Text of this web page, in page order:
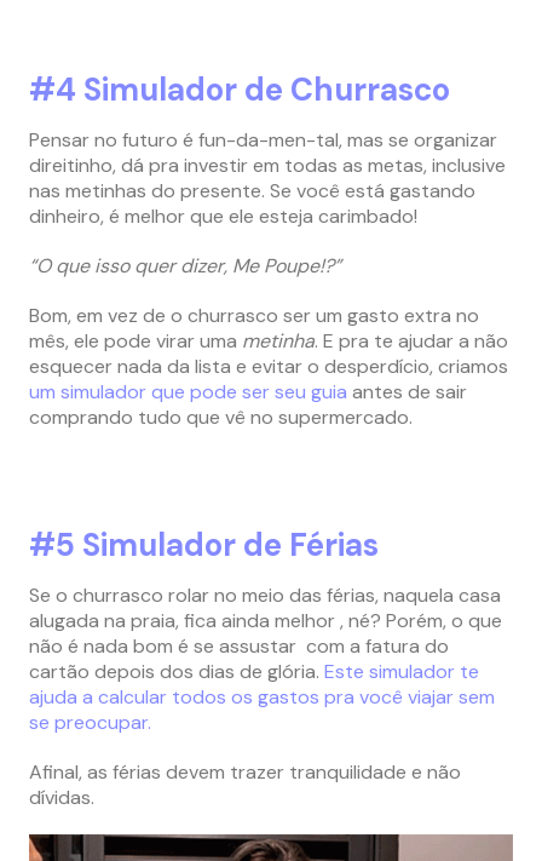
#4 Simulador de Churrasco
Pensar no futuro é fun-da-men-tal, mas se organizar
direitinho, dá pra investir em todas as metas, inclusive
nas metinhas do presente. Se você está gastando
dinheiro, é melhor que ele esteja carimbado!
“O que isso quer dizer, Me Poupe!?”
Bom, em vez de o churrasco ser um gasto extra no
mês, ele pode virar uma metinha. E pra te ajudar a não
esquecer nada da lista e evitar o desperdício, criamos
um simulador que pode ser seu guia antes de sair
comprando tudo que vê no supermercado.
#5 Simulador de Férias
Se o churrasco rolar no meio das férias, naquela casa
alugada na praia, fica ainda melhor , né? Porém, o que
não é nada bom é se assustar com a fatura do
cartão depois dos dias de glória. Este simulador te
ajuda a calcular todos os gastos pra você viajar sem
se preocupar.
Afinal, as férias devem trazer tranquilidade e não
dívidas.